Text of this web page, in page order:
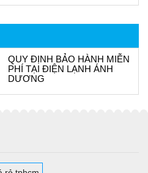
QUY ĐỊNH BẢO HÀNH MIỄN
PHÍ TẠI ĐIỆN LẠNH ÁNH
DƯƠNG